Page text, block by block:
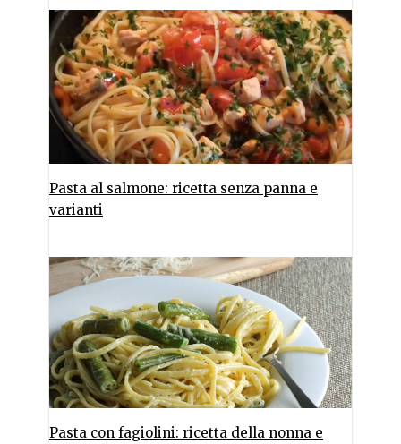
Pasta al salmone: ricetta senza panna e
varianti
Pasta con fagiolini: ricetta della nonna e